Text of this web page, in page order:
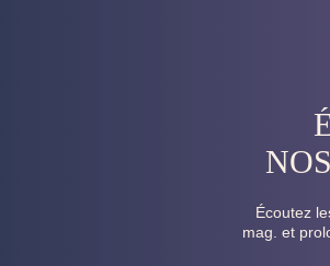
Écoutez
mag. et